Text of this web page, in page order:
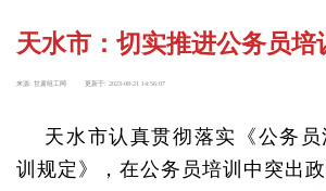
天水市：切实推进公务员培
来源: 甘肃组工网 更新于: 2023-08-21 14:56:07
天水市认真贯彻落实《公务员
训规定》，在公务员培训中突出